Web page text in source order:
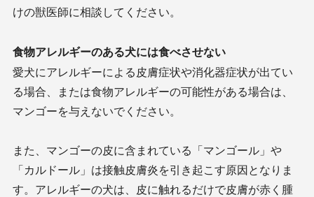
けの獣医師に相談してください。
食物アレルギーのある犬には食べさせない
愛犬にアレルギーによる皮膚症状や消化器症状が出てい
る場合、または食物アレルギーの可能性がある場合は、
マンゴーを与えないでください。
また、マンゴーの皮に含まれている「マンゴール」や
「カルドール」は接触皮膚炎を引き起こす原因となりま
す。アレルギーの犬は、皮に触れるだけで皮膚が赤く腫